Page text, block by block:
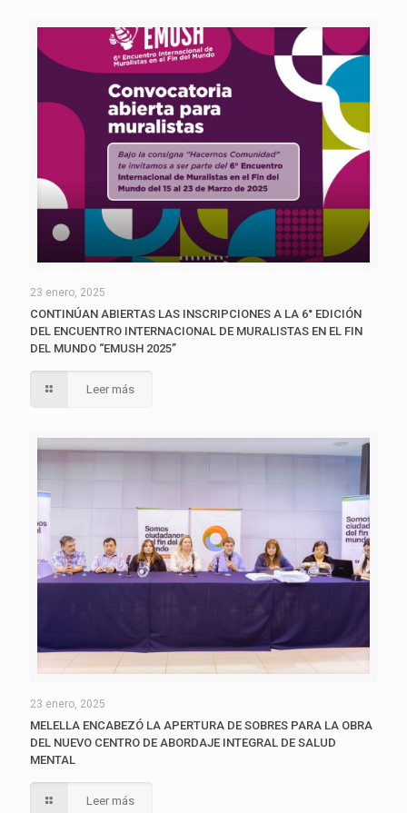
23 enero, 2025
CONTINÚAN ABIERTAS LAS INSCRIPCIONES A LA 6° EDICIÓN
DEL ENCUENTRO INTERNACIONAL DE MURALISTAS EN EL FIN
DEL MUNDO “EMUSH 2025”
Leer más
23 enero, 2025
MELELLA ENCABEZÓ LA APERTURA DE SOBRES PARA LA OBRA
DEL NUEVO CENTRO DE ABORDAJE INTEGRAL DE SALUD
MENTAL
Leer más